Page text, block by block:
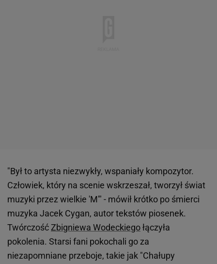
"Był to artysta niezwykły, wspaniały kompozytor.
Człowiek, który na scenie wskrzeszał, tworzył świat
muzyki przez wielkie 'M'" - mówił krótko po śmierci
muzyka Jacek Cygan, autor tekstów piosenek.
TwórczośćZbigniewa Wodeckiegołączyła
pokolenia. Starsi fani pokochali go za
niezapomniane przeboje, takie jak "Chałupy